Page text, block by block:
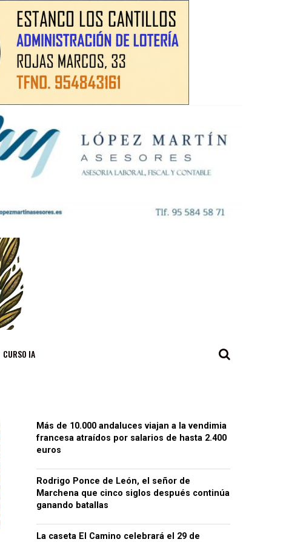
CURSO IA
Más de 10.000 andaluces viajan a la vendimia
francesa atraídos por salarios de hasta 2.400
euros
Rodrigo Ponce de León, el señor de
Marchena que cinco siglos después continúa
ganando batallas
La caseta El Camino celebrará el 29 de